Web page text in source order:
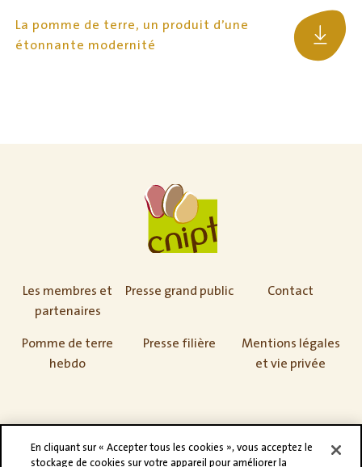
La pomme de terre, un produit d’une
étonnante modernité
Les membres et
partenaires
Presse grand public Contact
Pomme de terre
hebdo
Presse filière
Mentions légales
et vie privée
En cliquant sur « Accepter tous les cookies », vous acceptez le
stockage de cookies sur votre appareil pour améliorer la